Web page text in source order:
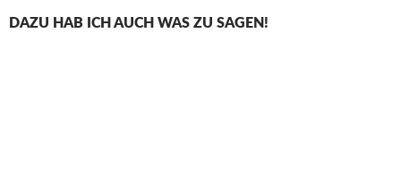
DAZU HAB ICH AUCH WAS ZU SAGEN!